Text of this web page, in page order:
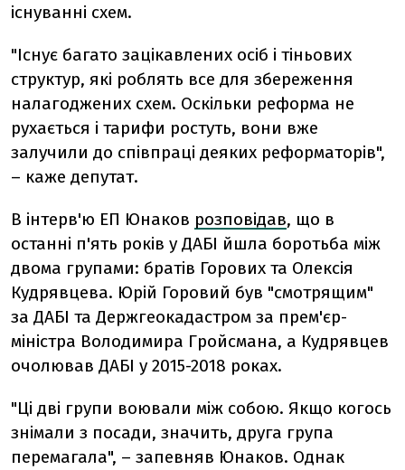
існуванні схем.
"Існує багато зацікавлених осіб і тіньових
структур, які роблять все для збереження
налагоджених схем. Оскільки реформа не
рухається і тарифи ростуть, вони вже
залучили до співпраці деяких реформаторів",
– каже депутат.
В інтерв'ю ЕП Юнаков розповідав, що в
останні п'ять років у ДАБІ йшла боротьба між
двома групами: братів Горових та Олексія
Кудрявцева. Юрій Горовий був "смотрящим"
за ДАБІ та Держгеокадастром за прем'єр-
міністра Володимира Гройсмана, а Кудрявцев
очолював ДАБІ у 2015-2018 роках.
"Ці дві групи воювали між собою. Якщо когось
знімали з посади, значить, друга група
перемагала", – запевняв Юнаков. Однак